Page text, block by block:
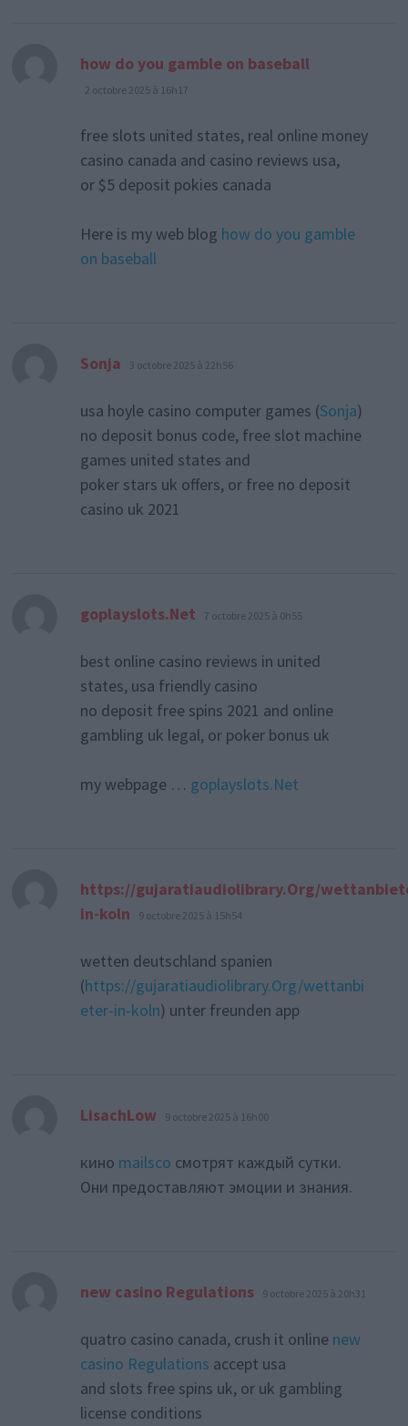
how do you gamble on baseball
2 octobre 2025 à 16h17
free slots united states, real online money
casino canada and casino reviews usa,
or $5 deposit pokies canada
Here is my web blog how do you gamble
on baseball
Sonja dit :
3 octobre 2025 à 22h56
usa hoyle casino computer games (Sonja)
no deposit bonus code, free slot machine
games united states and
poker stars uk offers, or free no deposit
casino uk 2021
goplayslots.Net dit :
7 octobre 2025 à 0h55
best online casino reviews in united
states, usa friendly casino
no deposit free spins 2021 and online
gambling uk legal, or poker bonus uk
my webpage … goplayslots.Net
https://gujaratiaudiolibrary.Org/
in-koln dit :
9 octobre 2025 à 15h54
wetten deutschland spanien
(https://gujaratiaudiolibrary.Org/wettanbi
eter-in-koln) unter freunden app
LisachLow dit :
9 octobre 2025 à 16h00
кино mailsco смотрят каждый сутки.
Они предоставляют эмоции и знания.
new casino Regulations dit :
9 octobre 2025 à 20h31
quatro casino canada, crush it online new
casino Regulations accept usa
and slots free spins uk, or uk gambling
license conditions